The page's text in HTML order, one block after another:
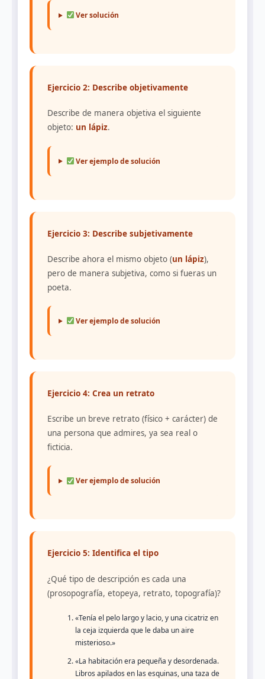
Ver solución
Ejercicio 2: Describe objetivamente
Describe de manera objetiva el siguiente
objeto: un lápiz.
Ver ejemplo de solución
Ejercicio 3: Describe subjetivamente
Describe ahora el mismo objeto (un lápiz),
pero de manera subjetiva, como si fueras un
poeta.
Ver ejemplo de solución
Ejercicio 4: Crea un retrato
Escribe un breve retrato (físico + carácter) de
una persona que admires, ya sea real o
ficticia.
Ver ejemplo de solución
Ejercicio 5: Identifica el tipo
¿Qué tipo de descripción es cada una
(prosopografía, etopeya, retrato, topografía)?
«Tenía el pelo largo y lacio, y una cicatriz en
la ceja izquierda que le daba un aire
misterioso.»
«La habitación era pequeña y desordenada.
Libros apilados en las esquinas, una taza de